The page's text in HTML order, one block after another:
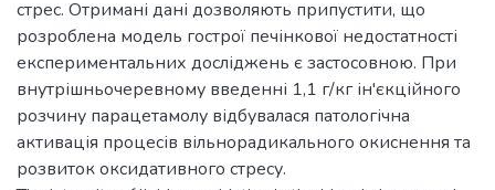
стрес. Отримані дані дозволяють припустити, що
розроблена модель гострої печінкової недостатності
експериментальних досліджень є застосовною. При
внутрішньочеревному введенні 1,1 г/кг ін'єкційного
розчину парацетамолу відбувалася патологічна
активація процесів вільнорадикального окиснення та
розвиток оксидативного стресу.